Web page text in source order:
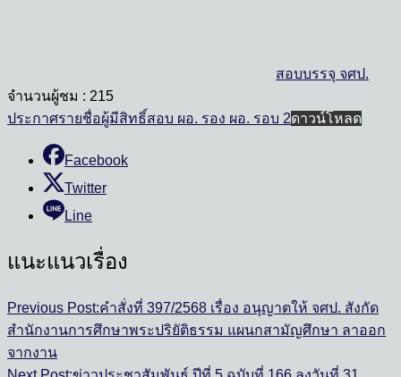
สอบบรรจุ จศป.
จำนวนผู้ชม : 215
ประกาศรายชื่อผู้มีสิทธิ์สอบ ผอ. รอง ผอ. รอบ 2ดาวน์โหลด
Facebook
Twitter
Line
แนะแนวเรื่อง
Previous Post:คำสั่งที่ 397/2568 เรื่อง อนุญาตให้ จศป. สังกัด
สำนักงานการศึกษาพระปริยัติธรรม แผนกสามัญศึกษา ลาออก
จากงาน